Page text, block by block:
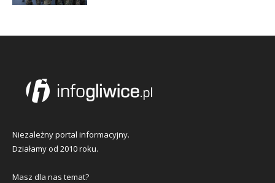
Niezależny portal informacyjny.
Działamy od 2010 roku.
Masz dla nas temat?